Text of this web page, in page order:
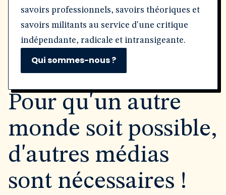
savoirs professionnels, savoirs théoriques et
savoirs militants au service d'une critique
indépendante, radicale et intransigeante.
Qui sommes-nous ?
Pour qu'un autre
monde soit possible,
d'autres médias
sont nécessaires !